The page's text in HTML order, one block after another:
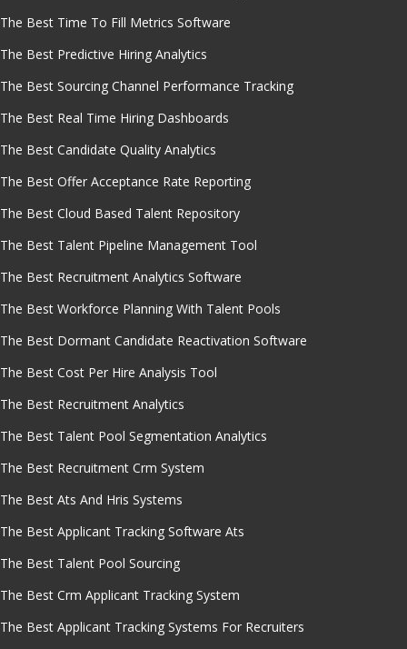
The Best Time To Fill Metrics Software
The Best Predictive Hiring Analytics
The Best Sourcing Channel Performance Tracking
The Best Real Time Hiring Dashboards
The Best Candidate Quality Analytics
The Best Offer Acceptance Rate Reporting
The Best Cloud Based Talent Repository
The Best Talent Pipeline Management Tool
The Best Recruitment Analytics Software
The Best Workforce Planning With Talent Pools
The Best Dormant Candidate Reactivation Software
The Best Cost Per Hire Analysis Tool
The Best Recruitment Analytics
The Best Talent Pool Segmentation Analytics
The Best Recruitment Crm System
The Best Ats And Hris Systems
The Best Applicant Tracking Software Ats
The Best Talent Pool Sourcing
The Best Crm Applicant Tracking System
The Best Applicant Tracking Systems For Recruiters